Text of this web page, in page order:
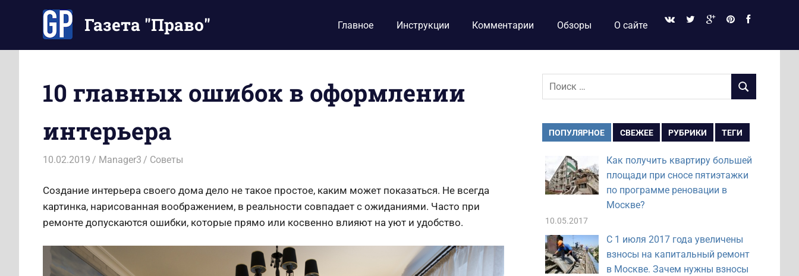
содержимому
Газета "Право"
Ваше
время
Главное Инструкции Комментарии Обзоры О сайте
10 главных ошибок в оформлении
интерьера
10.02.2019 Manager3 Советы
Создание интерьера своего дома дело не такое простое, каким может показаться. Не всегда
картинка, нарисованная воображением, в реальности совпадает с ожиданиями. Часто при
ремонте допускаются ошибки, которые прямо или косвенно влияют на уют и удобство.
Поиск
ПОИСК
ПОПУЛЯРНОЕ СВЕЖЕЕ РУБРИКИ ТЕГИ
Как получить квартиру большей
площади при сносе пятиэтажки
по программе реновации в
Москве?
10.05.2017
С 1 июля 2017 года увеличены
взносы на капитальный ремонт
в Москве. Зачем нужны взносы